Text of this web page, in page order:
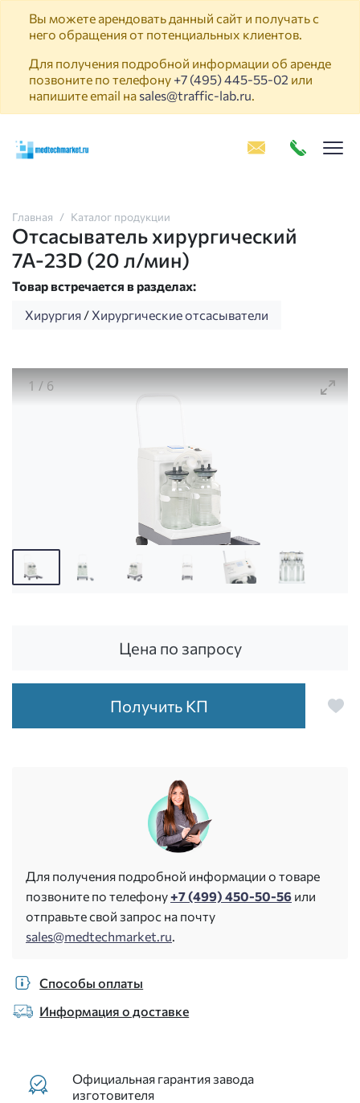
Вы можете арендовать данный сайт и получать с
него обращения от потенциальных клиентов.
Для получения подробной информации об аренде
позвоните по телефону +7 (495) 445-55-02 или
напишите email на sales@traffic-lab.ru.
Главная Каталог продукции
Отсасыватель хирургический
7А-23D (20 л/мин)
Товар встречается в разделах:
Хирургия /Хирургические отсасыватели
Отсасыватель хирургический 7А-23D (20 л/мин)
1/6
Цена по запросу
Получить КП
Для получения подробной информации о товаре
позвоните по телефону+7 (499) 450-50-56 или
отправьте свой запрос на почту
sales@medtechmarket.ru.
Способы оплаты
Информация о доставке
Официальная гарантия завода
изготовителя